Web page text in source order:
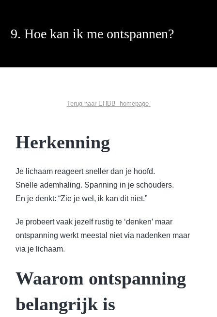
9. Hoe kan ik me ontspannen?
Terug naar EHBB homepage
Herkenning
Je lichaam reageert sneller dan je hoofd.
Snelle ademhaling. Spanning in je schouders.
En je denkt: “Zie je wel, ik kan dit niet.”
Je probeert vaak jezelf rustig te ‘denken’ maar
ontspanning werkt meestal niet via nadenken maar
via je lichaam.
Waarom ontspanning
belangrijk is